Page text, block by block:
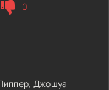
0
, Джошуа